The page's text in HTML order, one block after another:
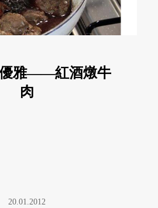
雅——紅酒燉牛
肉
20.01.2012